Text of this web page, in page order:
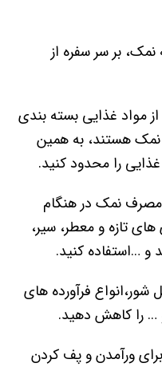
بر سر سفره از
مواد غذایی بسته بندی
نمک هستند، به همین
را محدود کنید.
نمک در هنگام
تازه و معطر، سیر،
و …استفاده کنید.
فرآورده های
را کاهش دهید.
ورآمدن و پف کردن